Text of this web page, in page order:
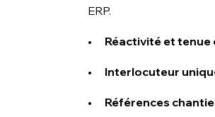
ERP.
• Réactivité et tenue
• Interlocuteur
• Références